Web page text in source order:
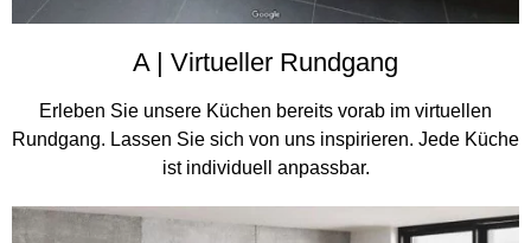
A | Virtueller Rundgang
Erleben Sie unsere Küchen bereits vorab im virtuellen
Rundgang. Lassen Sie sich von uns inspirieren. Jede Küche
ist individuell anpassbar.